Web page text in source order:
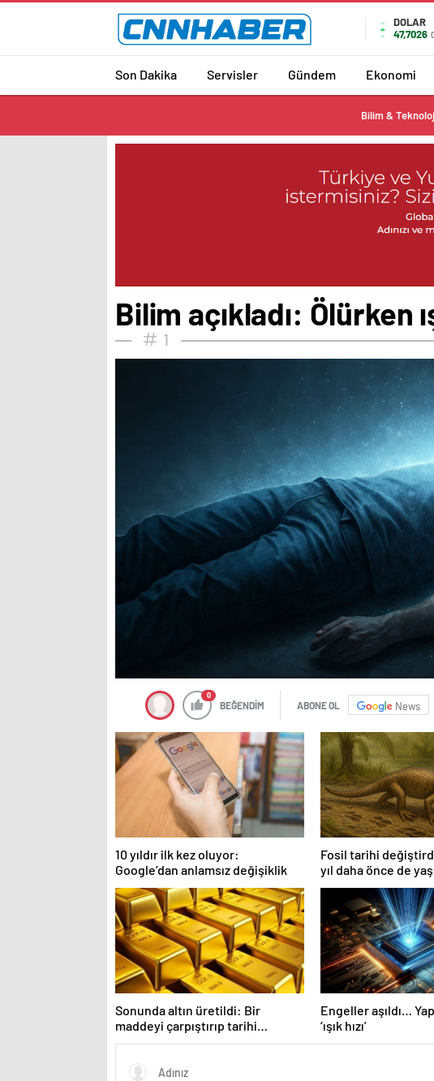
DOLAR
47,7026
Son Dakika Servisler Gündem Ekonomi
Bilim &
Bilim açıkladı: Ölürken
1
0
BEĞENDİM ABONE OL News
10 yıldır ilk kez oluyor:
Google’dan anlamsız değişiklik
Fosil tarihi
yıl daha önce de
Sonunda altın üretildi: Bir
maddeyi çarpıştırıp tarihi
değiştirdiler
Engeller aşıldı…
‘ışık hızı’